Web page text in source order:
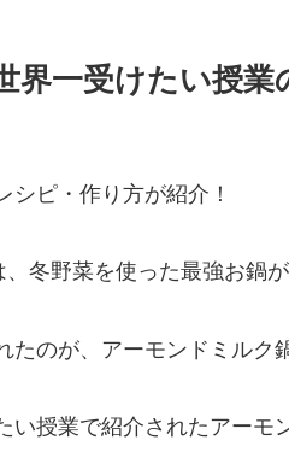
界一受けたい授
シピ・作り方が紹介！
冬野菜を使った最強お鍋
のが、アーモンドミルク
い授業で紹介されたアーモ